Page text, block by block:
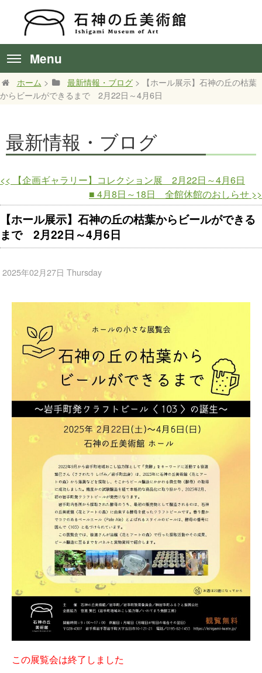
Menu
ホーム > 最新情報・ブログ > 【ホール展示】石神の丘の枯葉
からビールができるまで 2月22日～4月6日
最新情報・ブログ
<< 【企画ギャラリー】コレクション展 2月22日～4月6日
■ 4月8日～18日 全館休館のおしらせ >>
【ホール展示】石神の丘の枯葉からビールができる
まで 2月22日～4月6日
2025年02月27日 Thursday
この展覧会は終了しました